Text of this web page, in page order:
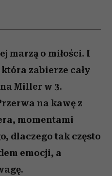
marzą o miłości. I
zabierze cały
Miller w 3.
na kawę z
momentami
dlaczego tak często
emocji, a